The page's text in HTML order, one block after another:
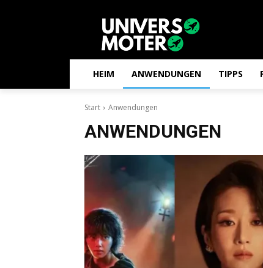
HEIM ANWENDUNGEN TIPPS
Start Anwendungen
ANWENDUNGEN